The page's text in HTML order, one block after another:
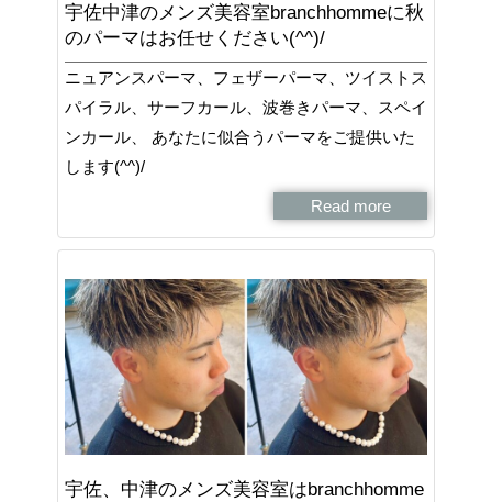
宇佐中津のメンズ美容室branchhommeに秋
のパーマはお任せください(^^)/
ニュアンスパーマ、フェザーパーマ、ツイストス
パイラル、サーフカール、波巻きパーマ、スペイ
ンカール、 あなたに似合うパーマをご提供いた
します(^^)/
Read more
宇佐、中津のメンズ美容室はbranchhomme